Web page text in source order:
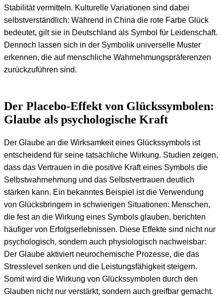
Stabilität vermitteln. Kulturelle Variationen sind dabei
selbstverständlich: Während in China die rote Farbe Glück
bedeutet, gilt sie in Deutschland als Symbol für Leidenschaft.
Dennoch lassen sich in der Symbolik universelle Muster
erkennen, die auf menschliche Wahrnehmungspräferenzen
zurückzuführen sind.
Der Placebo-Effekt von Glückssymbolen:
Glaube als psychologische Kraft
Der Glaube an die Wirksamkeit eines Glückssymbols ist
entscheidend für seine tatsächliche Wirkung. Studien zeigen,
dass das Vertrauen in die positive Kraft eines Symbols die
Selbstwahrnehmung und das Selbstvertrauen deutlich
stärken kann. Ein bekanntes Beispiel ist die Verwendung
von Glücksbringern in schwierigen Situationen: Menschen,
die fest an die Wirkung eines Symbols glauben, berichten
häufiger von Erfolgserlebnissen. Diese Effekte sind nicht nur
psychologisch, sondern auch physiologisch nachweisbar:
Der Glaube aktiviert neurochemische Prozesse, die das
Stresslevel senken und die Leistungsfähigkeit steigern.
Somit wird die Wirkung von Glückssymbolen durch den
Glauben nicht nur verstärkt, sondern auch greifbar gemacht.